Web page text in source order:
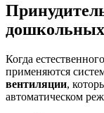
Когда
применяются
вентиляции,
автоматическом